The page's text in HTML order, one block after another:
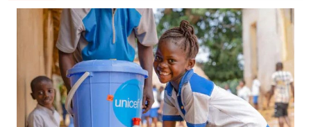
の届
きに
くい
子ど
もた
ちを
最優